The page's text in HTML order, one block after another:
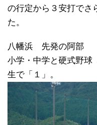
の行定から３安打でさ
た。
八幡浜 先発の阿部
小学・中学と硬式野球
生で「１」。